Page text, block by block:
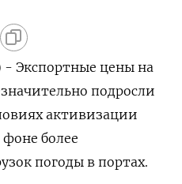
Экспортные цены на
подросли
активизации
более
погоды в портах.